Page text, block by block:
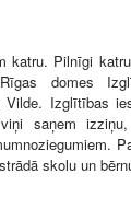
katru. Pilnīgi
domes
Vilde. Izglītības
saņem
skolu un